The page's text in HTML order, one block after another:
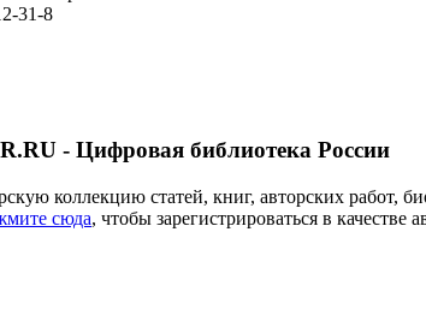
31-8
- Цифровая библиотека России
коллекцию статей, книг, авторских работ,
сюда, чтобы зарегистрироваться в качестве